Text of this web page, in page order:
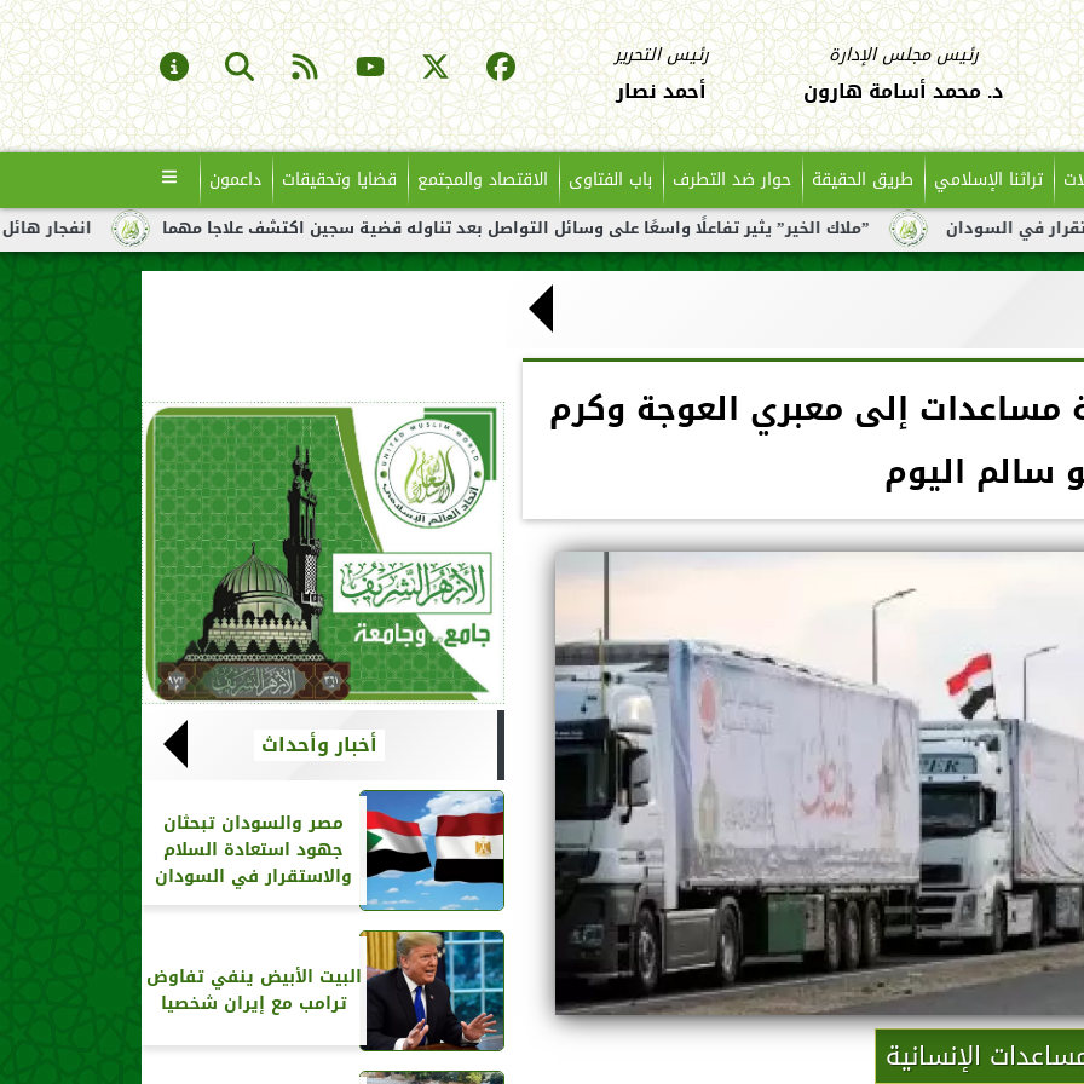
رئيس مجلس الإدارة
د. محمد أسامة هارون
رئيس التحرير
أحمد نصار
تراثنا الإسلامي طريق الحقيقة حوار ضد التطرف باب الفتاوى الاقتصاد والمجتمع قضايا وتحقيقات داعمون
انفجار هائل لناقلة نفط ”ملاك الخير” يثير تفاعلًا واسعًا على وسائل التواصل بعد تناوله قضية سجين اكتشف علاجا مهما
300 شاحنة مساعدات إلى معبري العوجة وكرم
سالم اليوم
الإنسانية
أخبار وأحداث
مصر والسودان تبحثان
جهود استعادة السلام
والاستقرار في السودان
البيت الأبيض ينفي تفاوض
ترامب مع إيران شخصيا